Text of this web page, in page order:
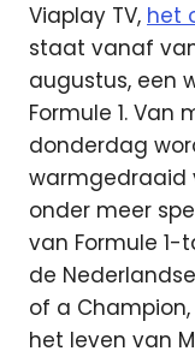
Viaplay TV, het
staat vanaf
augustus, een
Formule 1.
donderdag
warmgedraaid
onder meer
van Formule 1-
de
of a
het leven van